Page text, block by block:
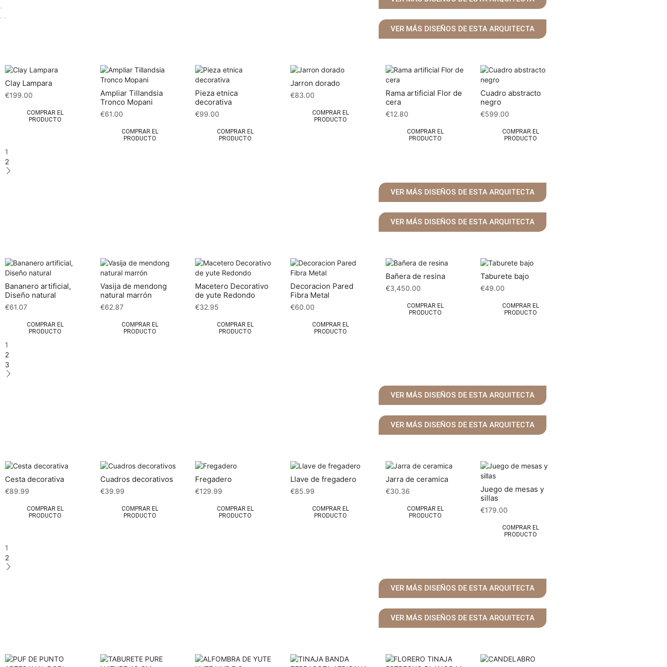
VER MÁS DISEÑOS DE ESTA ARQUITECTA
Clay Lampara
€199.00
COMPRAR EL
PRODUCTO
Ampliar Tillandsia
Tronco Mopani
€61.00
COMPRAR EL
PRODUCTO
Pieza etnica
decorativa
€99.00
COMPRAR EL
PRODUCTO
Jarron dorado
€83.00
COMPRAR EL
PRODUCTO
Rama artificial Flor de
cera
€12.80
COMPRAR EL
PRODUCTO
Cuadro abstracto
negro
€599.00
COMPRAR EL
PRODUCTO
1
2
VER MÁS DISEÑOS DE ESTA ARQUITECTA
VER MÁS DISEÑOS DE ESTA ARQUITECTA
Bananero artificial,
Diseño natural
€61.07
COMPRAR EL
PRODUCTO
Vasija de mendong
natural marrón
€62.87
COMPRAR EL
PRODUCTO
Macetero Decorativo
de yute Redondo
€32.95
COMPRAR EL
PRODUCTO
Decoracion Pared
Fibra Metal
€60.00
COMPRAR EL
PRODUCTO
Bañera de resina
€3,450.00
COMPRAR EL
PRODUCTO
Taburete bajo
€49.00
COMPRAR EL
PRODUCTO
1
2
3
VER MÁS DISEÑOS DE ESTA ARQUITECTA
VER MÁS DISEÑOS DE ESTA ARQUITECTA
Cesta decorativa
€89.99
COMPRAR EL
PRODUCTO
Cuadros decorativos
€39.99
COMPRAR EL
PRODUCTO
Fregadero
€129.99
COMPRAR EL
PRODUCTO
Llave de fregadero
€85.99
COMPRAR EL
PRODUCTO
Jarra de ceramica
€30.36
COMPRAR EL
PRODUCTO
Juego de mesas y
sillas
€179.00
COMPRAR EL
PRODUCTO
1
2
VER MÁS DISEÑOS DE ESTA ARQUITECTA
VER MÁS DISEÑOS DE ESTA ARQUITECTA